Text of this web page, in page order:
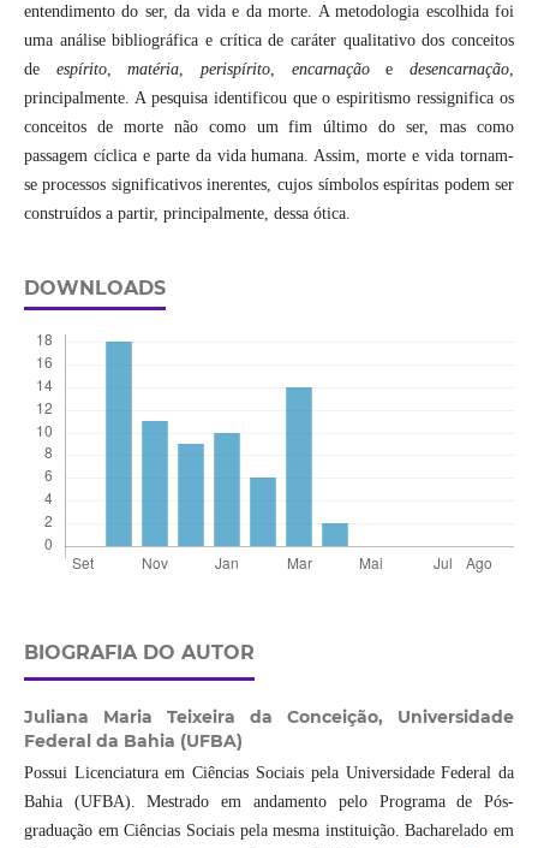
entendimento do ser, da vida e da morte. A metodologia escolhida foi
uma análise bibliográfica e crítica de caráter qualitativo dos conceitos
de espírito,matéria ,perispírito encarnaçãoedesencarnação
principalmente. A pesquisa identificou que o espiritismo ressignifica os
conceitos de morte não como um fim último do ser, mas como
passagem cíclica e parte da vida humana. Assim, morte e vida tornam-
se processos significativos inerentes, cujos símbolos espíritas podem ser
construídos a partir, principalmente, dessa ótica.
DOWNLOADS
BIOGRAFIA DO AUTOR
Juliana Maria Teixeira da Conceição, Universidade
Federal da Bahia (UFBA)
Possui Licenciatura em Ciências Sociais pela Universidade Federal da
Bahia (UFBA). Mestrado em andamento pelo Programa de Pós-
graduação em Ciências Sociais pela mesma instituição. Bacharelado em